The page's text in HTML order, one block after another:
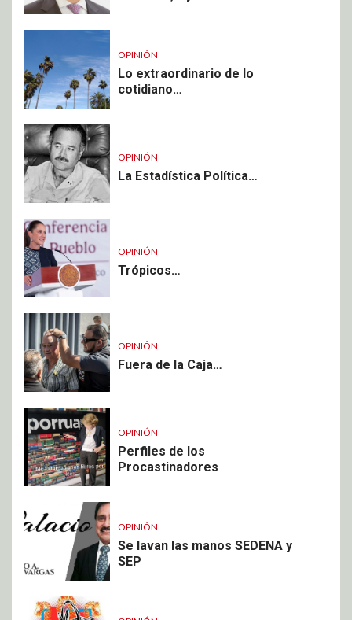
OPINIÓN
Lo extraordinario de lo
cotidiano…
OPINIÓN
La Estadística Política…
OPINIÓN
Trópicos…
OPINIÓN
Fuera de la Caja…
OPINIÓN
Perfiles de los
Procastinadores
OPINIÓN
Se lavan las manos SEDENA y
SEP